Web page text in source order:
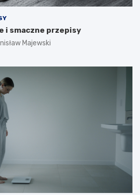
i smaczne przepisy
Majewski